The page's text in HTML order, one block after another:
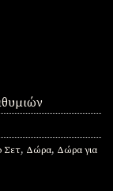
Σετ, Δώρα, Δώρα για